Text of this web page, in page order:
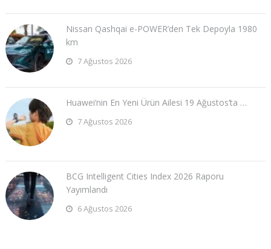
Nissan Qashqai e-POWER’den Tek Depoyla 1980
km
7 Ağustos 2026
Huawei’nin En Yeni Ürün Ailesi 19 Ağustos’ta …
7 Ağustos 2026
BCG Intelligent Cities Index 2026 Raporu
Yayımlandı
6 Ağustos 2026